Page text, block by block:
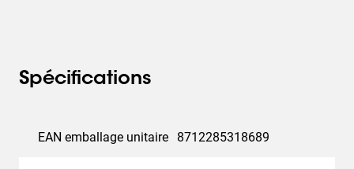
Spécifications
EAN emballage unitaire 8712285318689